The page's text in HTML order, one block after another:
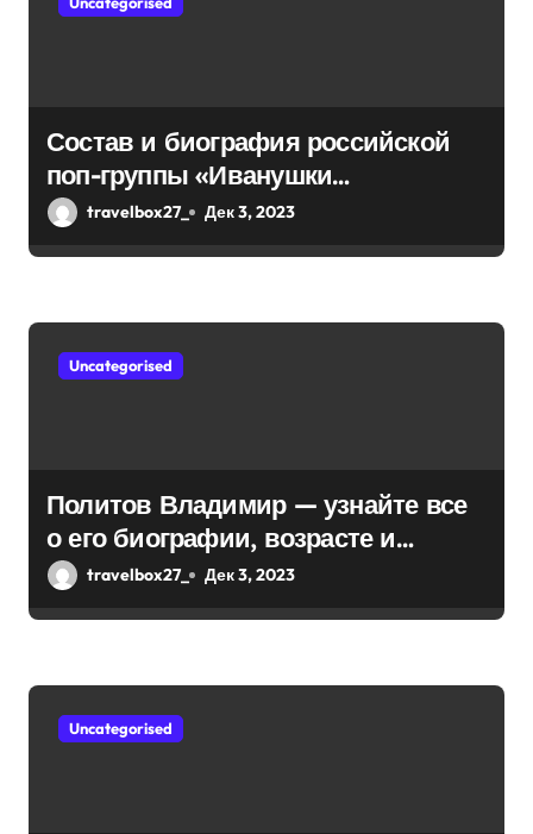
п
и
с
я
Состав и биография российской
поп-группы «Иванушки
интернешнл» — история успеха,
travelbox27_ Дек 3, 2023
Uncategorised
Политов Владимир — узнайте все
о его биографии, возрасте и
впечатляющих достижениях!
travelbox27_ Дек 3, 2023
Uncategorised